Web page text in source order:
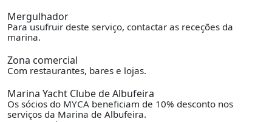
Mergulhador
Para usufruir deste serviço, contactar as receções da
marina.
Zona comercial
Com restaurantes, bares e lojas.
Marina Yacht Clube de Albufeira
Os sócios do MYCA beneficiam de 10% desconto nos
serviços da Marina de Albufeira.